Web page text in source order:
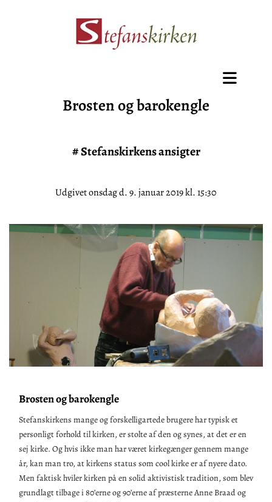
Brosten og barokengle
#Stefanskirkens ansigter
Udgivet onsdag d. 9. januar 2019 kl. 15:30
Brosten og barokengle
Stefanskirkens mange og forskelligartede brugere har typisk et
personligt forhold til kirken, er stolte af den og synes, at det er en
sej kirke. Og hvis ikke man har været kirkegænger gennem mange
år, kan man tro, at kirkens status som cool kirke er af nyere dato.
Men faktisk hviler kirken på en solid aktivistisk tradition, som blev
grundlagt tilbage i 80’erne og 90’erne af præsterne Anne Braad og